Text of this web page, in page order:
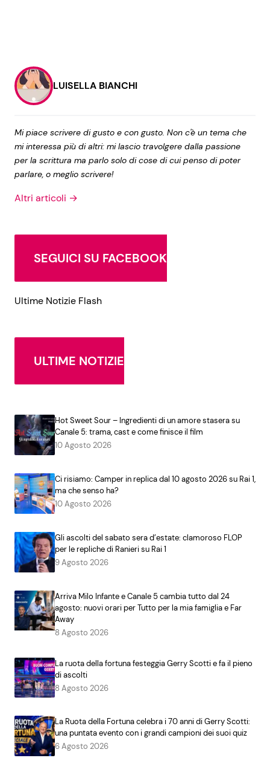
LUISELLA BIANCHI
Mi piace scrivere di gusto e con gusto. Non c'è un tema che
mi interessa più di altri: mi lascio travolgere dalla passione
per la scrittura ma parlo solo di cose di cui penso di poter
parlare, o meglio scrivere!
Altri articoli →
SEGUICI SU FACEBOOK
Ultime Notizie Flash
ULTIME NOTIZIE
Hot Sweet Sour – Ingredienti di un amore stasera su
Canale 5: trama, cast e come finisce il film
10 Agosto 2026
Ci risiamo: Camper in replica dal 10 agosto 2026 su Rai 1,
ma che senso ha?
10 Agosto 2026
Gli ascolti del sabato sera d’estate: clamoroso FLOP
per le repliche di Ranieri su Rai 1
9 Agosto 2026
Arriva Milo Infante e Canale 5 cambia tutto dal 24
agosto: nuovi orari per Tutto per la mia famiglia e Far
Away
8 Agosto 2026
La ruota della fortuna festeggia Gerry Scotti e fa il pieno
di ascolti
8 Agosto 2026
La Ruota della Fortuna celebra i 70 anni di Gerry Scotti:
una puntata evento con i grandi campioni dei suoi quiz
6 Agosto 2026